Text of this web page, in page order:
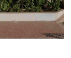
Idartes